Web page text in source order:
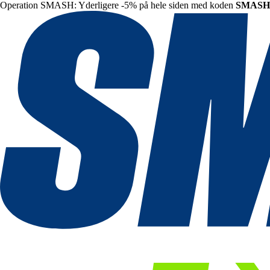
Operation SMASH: Yderligere -5% på hele siden med koden